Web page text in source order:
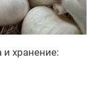
и хранение: